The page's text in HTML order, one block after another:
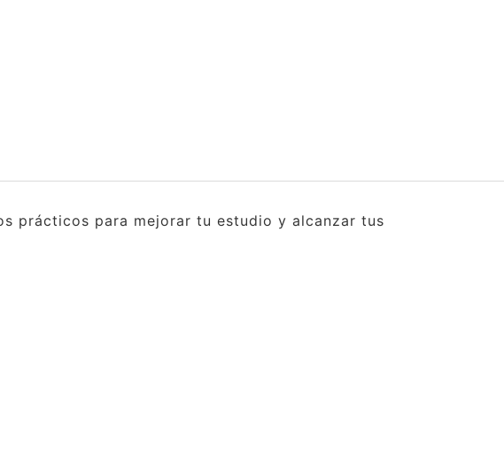
prácticos para mejorar tu estudio y alcanzar tus